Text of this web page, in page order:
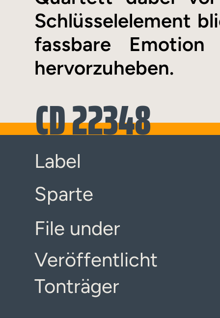
Schlüsselelement
fassbare
hervorzuheben.
CD 22348
Label
Sparte
File under
Veröffentlicht
Tonträger